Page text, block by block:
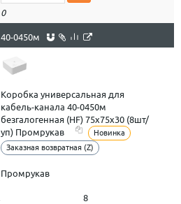
0
40-0450м
Коробка универсальная для
кабель-канала 40-0450м
безгалогенная (HF) 75х75х30 (8шт/
уп) Промрукав
Новинка
Заказная возвратная (Z)
Промрукав
8